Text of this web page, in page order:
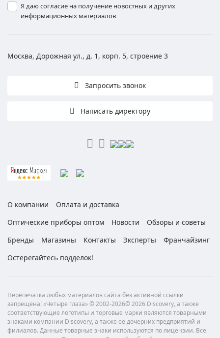
Я даю согласие на получение новостных и других
информационных материалов
Москва, Дорожная ул., д. 1, корп. 5, строение 3
Запросить звонок
Написать директору
О компании
Оплата и доставка
Оптические приборы оптом
Новости
Обзоры и советы
Бренды
Магазины Контакты Эксперты
Франчайзинг
Остерегайтесь подделок!
Перепечатка любых материалов сайта без активной ссылки
запрещена! «Четыре глаза» © 2002-2026© 2026 Discovery, а также
соответствующие логотипы и торговые марки являются товарными
знаками компании Discovery, а также ее дочерних предприятий и
филиалов. Данные товарные знаки используются по лицензии. Все